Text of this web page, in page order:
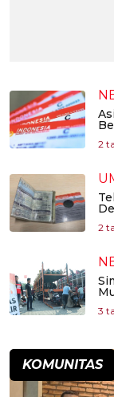
2
2
3
KOMUNITAS